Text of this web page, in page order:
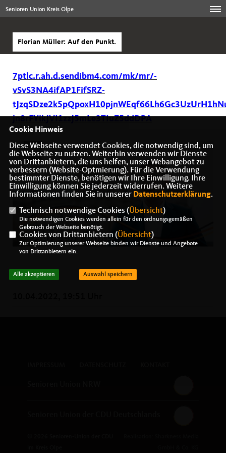
Senioren Union Kreis Olpe
Florian Müller: Auf den Punkt.
7ptlc.r.ah.d.sendibm4.com/mk/mr/-
vSvS3NA4ifAP1FifSRZ-
jn8rFYikJVI1zzJ5mLe3TIuZ5ddDPA
Cookie Hinweis
Diese Webseite verwendet Cookies, die notwendig sind, um
die Webseite zu nutzen. Weiterhin verwenden wir Dienste
von Drittanbietern, die uns helfen, unser Webangebot zu
verbessern (Website-Optmierung). Für die Verwendung
bestimmter Dienste, benötigen wir Ihre Einwilligung. Ihre
Einwilligung können Sie jederzeit widerrufen. Weitere
Informationen finden Sie in unserer Datenschutzerklärung.
Technisch notwendige Cookies (Übersicht)
Die notwendigen Cookies werden allein für den ordnungsgemäßen
Gebrauch der Webseite benötigt.
Cookies von Drittanbietern (Übersicht)
Zur Optimierung unserer Webseite binden wir Dienste und Angebote
von Drittanbietern ein.
Alle akzeptieren Auswahl speichern